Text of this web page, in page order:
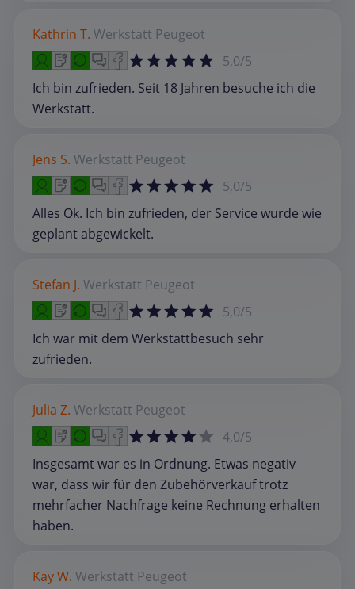
Kathrin T. Werkstatt Peugeot
5,0/5
Ich bin zufrieden. Seit 18 Jahren besuche ich die
Werkstatt.
Jens S. Werkstatt Peugeot
5,0/5
Alles Ok. Ich bin zufrieden, der Service wurde wie
geplant abgewickelt.
Stefan J. Werkstatt Peugeot
5,0/5
Ich war mit dem Werkstattbesuch sehr
zufrieden.
Julia Z. Werkstatt Peugeot
4,0/5
Insgesamt war es in Ordnung. Etwas negativ
war, dass wir für den Zubehörverkauf trotz
mehrfacher Nachfrage keine Rechnung erhalten
haben.
Kay W. Werkstatt Peugeot